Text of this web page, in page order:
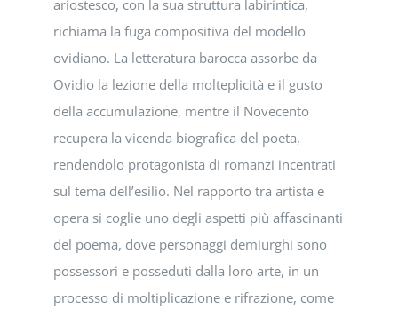
ariostesco, con la sua struttura labirintica,
richiama la fuga compositiva del modello
ovidiano. La letteratura barocca assorbe da
Ovidio la lezione della molteplicità e il gusto
della accumulazione, mentre il Novecento
recupera la vicenda biografica del poeta,
rendendolo protagonista di romanzi incentrati
sul tema dell’esilio. Nel rapporto tra artista e
opera si coglie uno degli aspetti più affascinanti
del poema, dove personaggi demiurghi sono
possessori e posseduti dalla loro arte, in un
processo di moltiplicazione e rifrazione, come